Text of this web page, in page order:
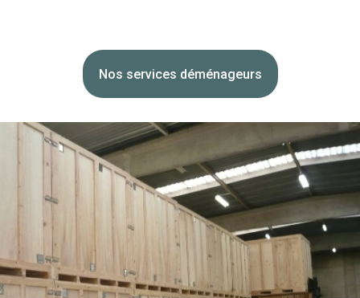
Nos services déménageurs